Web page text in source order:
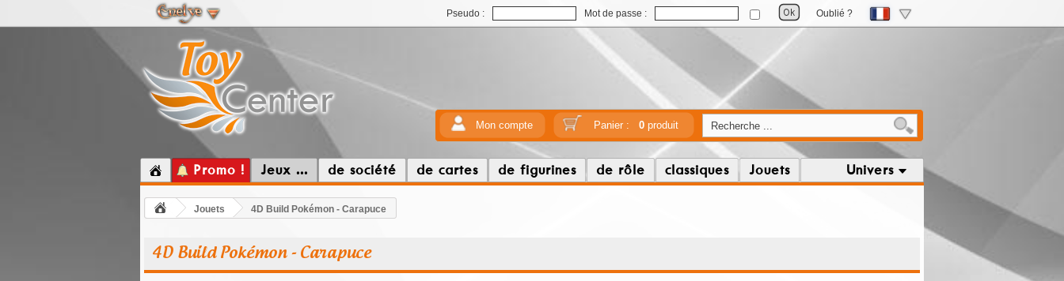
Pseudo : Mot de passe : Oublié ?
Mon compte Panier : 0produit
Promo ! Jeux ... de société de cartes de figurines de rôle classiques Jouets Univers
Jouets 4D Build Pokémon - Carapuce
4D Build Pokémon - Carapuce